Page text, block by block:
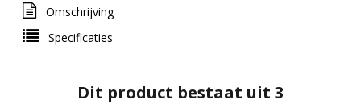
Omschrijving
Specificaties
Dit product bestaat uit 3